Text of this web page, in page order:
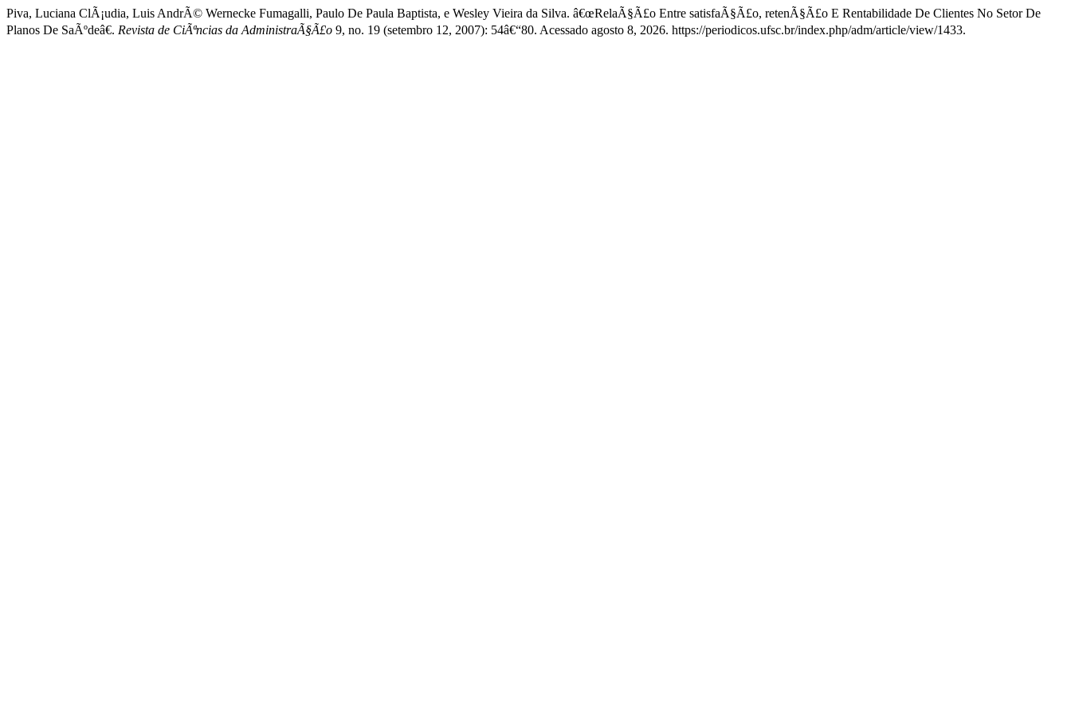
Piva, Luciana ClÃ¡udia, Luis AndrÃ© Wernecke Fumagalli, Paulo De Paula Baptista, e Wesley Vieira da Silva. â€œRelaÃ§Ã£o Entre satisfaÃ§Ã£o, retenÃ§Ã£o E Rentabilidade De Clientes No Setor De
Planos De SaÃºdeâ€. Revista de CiÃªncias da AdministraÃ§Ã£o 9, no. 19 (setembro 12, 2007): 54â€“80. Acessado agosto 8, 2026. https://periodicos.ufsc.br/index.php/adm/article/view/1433.